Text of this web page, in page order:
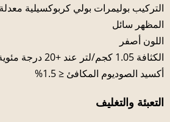
التركيب بوليمرات بولي كربوكسيلية معدلة
المظهر سائل
اللون أصفر
الكثافة 1.05 كجم/لتر عند +20 درجة مئوية
أكسيد الصوديوم المكافئ ≤ 1.5%
التعبئة والتغليف